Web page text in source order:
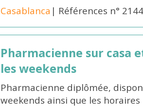
Casablanca | Références n°
Pharmacienne sur casa
les weekends
Pharmacienne diplômée,
weekends ainsi que les